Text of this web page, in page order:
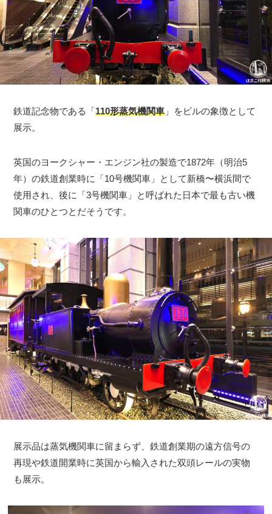
鉄道記念物である「110形蒸気機関車 」をビルの象徴として
展示。
英国のヨークシャー・エンジン社の製造で1872年（明治5
年）の鉄道創業時に「10号機関車」として新橋〜横浜間で
使用され、後に「3号機関車」と呼ばれた日本で最も古い機
関車のひとつとだそうです。
展示品は蒸気機関車に留まらず、鉄道創業期の遠方信号の
再現や鉄道開業時に英国から輸入された双頭レールの実物
も展示。